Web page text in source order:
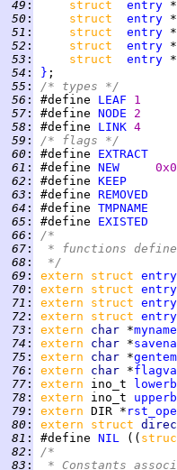
49
: struct entry
50
: struct entry
51
: struct entry
52
: struct entry
53
: struct entry
54
: }
55
:
/* types */
56
: #define LEAF
57
: #define NODE
58
: #define LINK
59
:
/* flags */
60
: #define EXTRACT
61
: #define NEW
62
: #define KEEP
63
: #define REMOVED
64
: #define TMPNAME
65
: #define EXISTED
66
:
/*
67
:
* functions
68
:
*/
69
: extern struct entry
70
: extern struct entry
71
: extern struct entry
72
: extern struct entry
73
: extern char *myname
74
: extern char *
75
: extern char *
76
: extern char *
77
: extern ino_t
78
: extern ino_t
79
: extern DIR *
80
: extern struct
81
: #define NIL ((
82
:
/*
83
:
* Constants